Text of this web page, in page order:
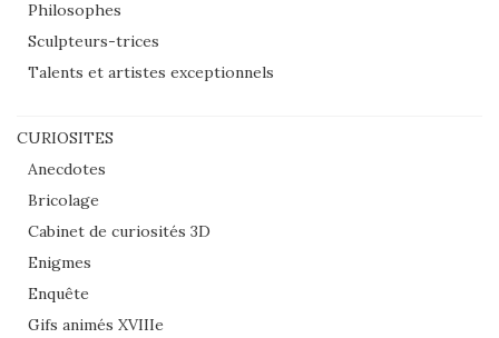
Philosophes
Sculpteurs-trices
Talents et artistes exceptionnels
CURIOSITES
Anecdotes
Bricolage
Cabinet de curiosités 3D
Enigmes
Enquête
Gifs animés XVIIIe